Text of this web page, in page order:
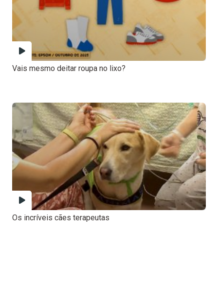
Vais mesmo deitar roupa no lixo?
Os incríveis cães terapeutas